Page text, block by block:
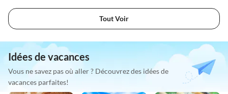
Tout Voir
Idées de vacances
Vous ne savez pas où aller ? Découvrez des idées de
vacances parfaites!